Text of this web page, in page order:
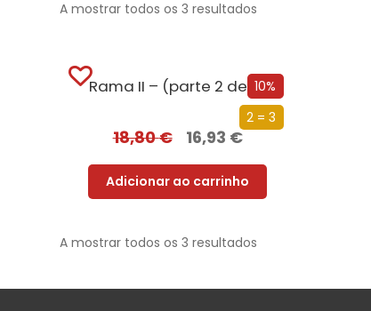
A mostrar todos os 3 resultados
10%
2 = 3
Rama II – (parte 2 de 2)
18,80€ 16,93 €
Adicionar ao carrinho
A mostrar todos os 3 resultados